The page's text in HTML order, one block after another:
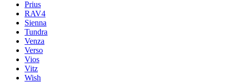
Prius
RAV4
Sienna
Tundra
Venza
Verso
Vios
Vitz
Wish